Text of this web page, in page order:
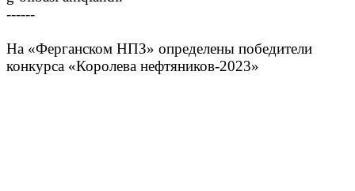
------
На «Ферганском НПЗ» определены победители
конкурса «Королева нефтяников-2023»